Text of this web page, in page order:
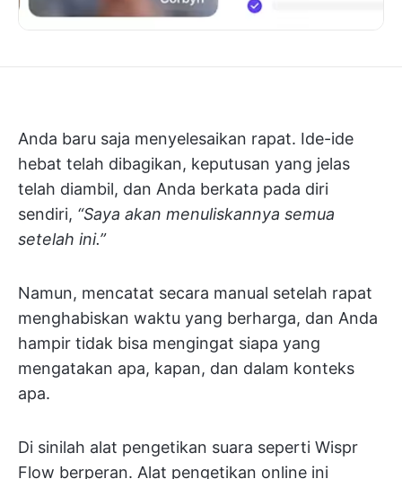
Anda baru saja menyelesaikan rapat. Ide-ide
hebat telah dibagikan, keputusan yang jelas
telah diambil, dan Anda berkata pada diri
sendiri, “Saya akan menuliskannya semua
setelah ini.”
Namun, mencatat secara manual setelah rapat
menghabiskan waktu yang berharga, dan Anda
hampir tidak bisa mengingat siapa yang
mengatakan apa, kapan, dan dalam konteks
apa.
Di sinilah alat pengetikan suara seperti Wispr
Flow berperan. Alat pengetikan online ini